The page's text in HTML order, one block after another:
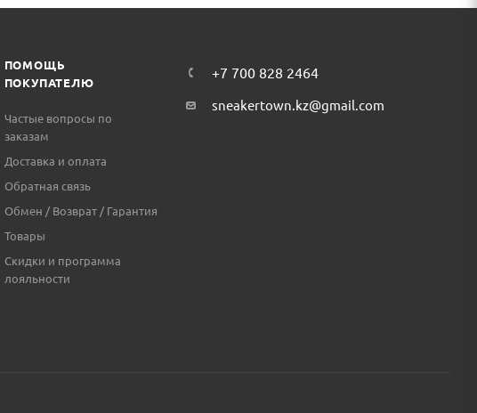
ПОМОЩЬ
ПОКУПАТЕЛЮ
Частые вопросы по
заказам
Доставка и оплата
Обратная связь
Обмен / Возврат / Гарантия
Товары
Скидки и программа
лояльности
+7 700 828 2464
sneakertown.kz@gmail.com